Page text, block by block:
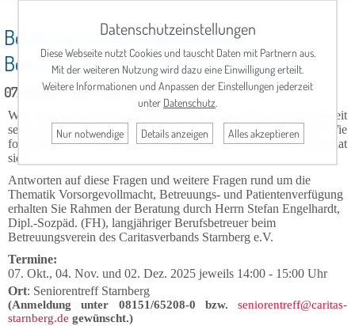
Beratung zu Vorsorgevollmacht,
Betreuungs- und Patientenverfügung
07. Oktober 2025, 14:00 Uhr
Wie vorsorgen, wenn man auf Grund von Unfall oder Krankheit
seine Dinge nicht mehr selbst regeln und organisieren kann? Wie
formuliere ich eine Patientenverfügung und welchen Stellenwert hat
sie?
Antworten auf diese Fragen und weitere Fragen rund um die
Thematik Vorsorgevollmacht, Betreuungs- und Patientenverfügung
erhalten Sie Rahmen der Beratung durch Herrn Stefan Engelhardt,
Dipl.-Sozpäd. (FH), langjähriger Berufsbetreuer beim
Betreuungsverein des Caritasverbands Starnberg e.V.
Termine:
07. Okt., 04. Nov. und 02. Dez. 2025 jeweils 14:00 - 15:00 Uhr
Ort: Seniorentreff Starnberg
(Anmeldung unter 08151/65208-0 bzw. seniorentreff@caritas-
starnberg.de gewünscht.)
Datenschutzeinstellungen
Diese Webseite nutzt Cookies und tauscht Daten mit Partnern aus.
Mit der weiteren Nutzung wird dazu eine Einwilligung erteilt.
Weitere Informationen und Anpassen der Einstellungen jederzeit
unter Datenschutz
Nur notwendige Details anzeigen Alles akzeptieren